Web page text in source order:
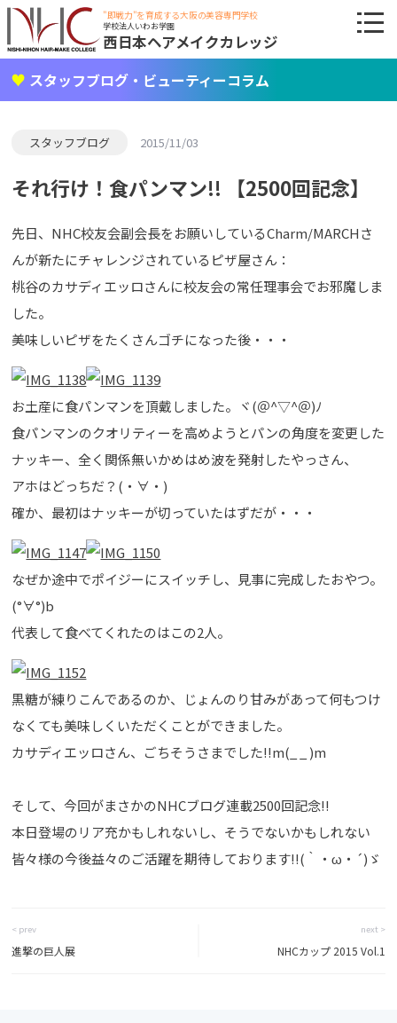
"即戦力"を育成する大阪の美容専門学校
学校法人いわお学園
西日本ヘアメイクカレッジ
スタッフブログ・ビューティーコラム
スタッフブログ 2015/11/03
それ行け！食パンマン!! 【2500回記念】
先日、NHC校友会副会長をお願いしているCharm/MARCHさ
んが新たにチャレンジされているピザ屋さん：
桃谷のカサディエッロさんに校友会の常任理事会でお邪魔しま
した。
美味しいピザをたくさんゴチになった後・・・
お土産に食パンマンを頂戴しました。ヾ(＠^▽^＠)ﾉ
食パンマンのクオリティーを高めようとパンの角度を変更した
ナッキー、全く関係無いかめはめ波を発射したやっさん、
アホはどっちだ？(・∀・)
確か、最初はナッキーが切っていたはずだが・・・
なぜか途中でポイジーにスイッチし、見事に完成したおやつ。
(°∀°)b
代表して食べてくれたのはこの2人。
黒糖が練りこんであるのか、じょんのり甘みがあって何もつけ
なくても美味しくいただくことができました。
カサディエッロさん、ごちそうさまでした!!m(_ _ )m
そして、今回がまさかのNHCブログ連載2500回記念!!
本日登場のリア充かもしれないし、そうでないかもしれない
皆々様の今後益々のご活躍を期待しております!!(｀・ω・´)ゞ
< prev
進撃の巨人展
next >
NHCカップ 2015 Vol.1